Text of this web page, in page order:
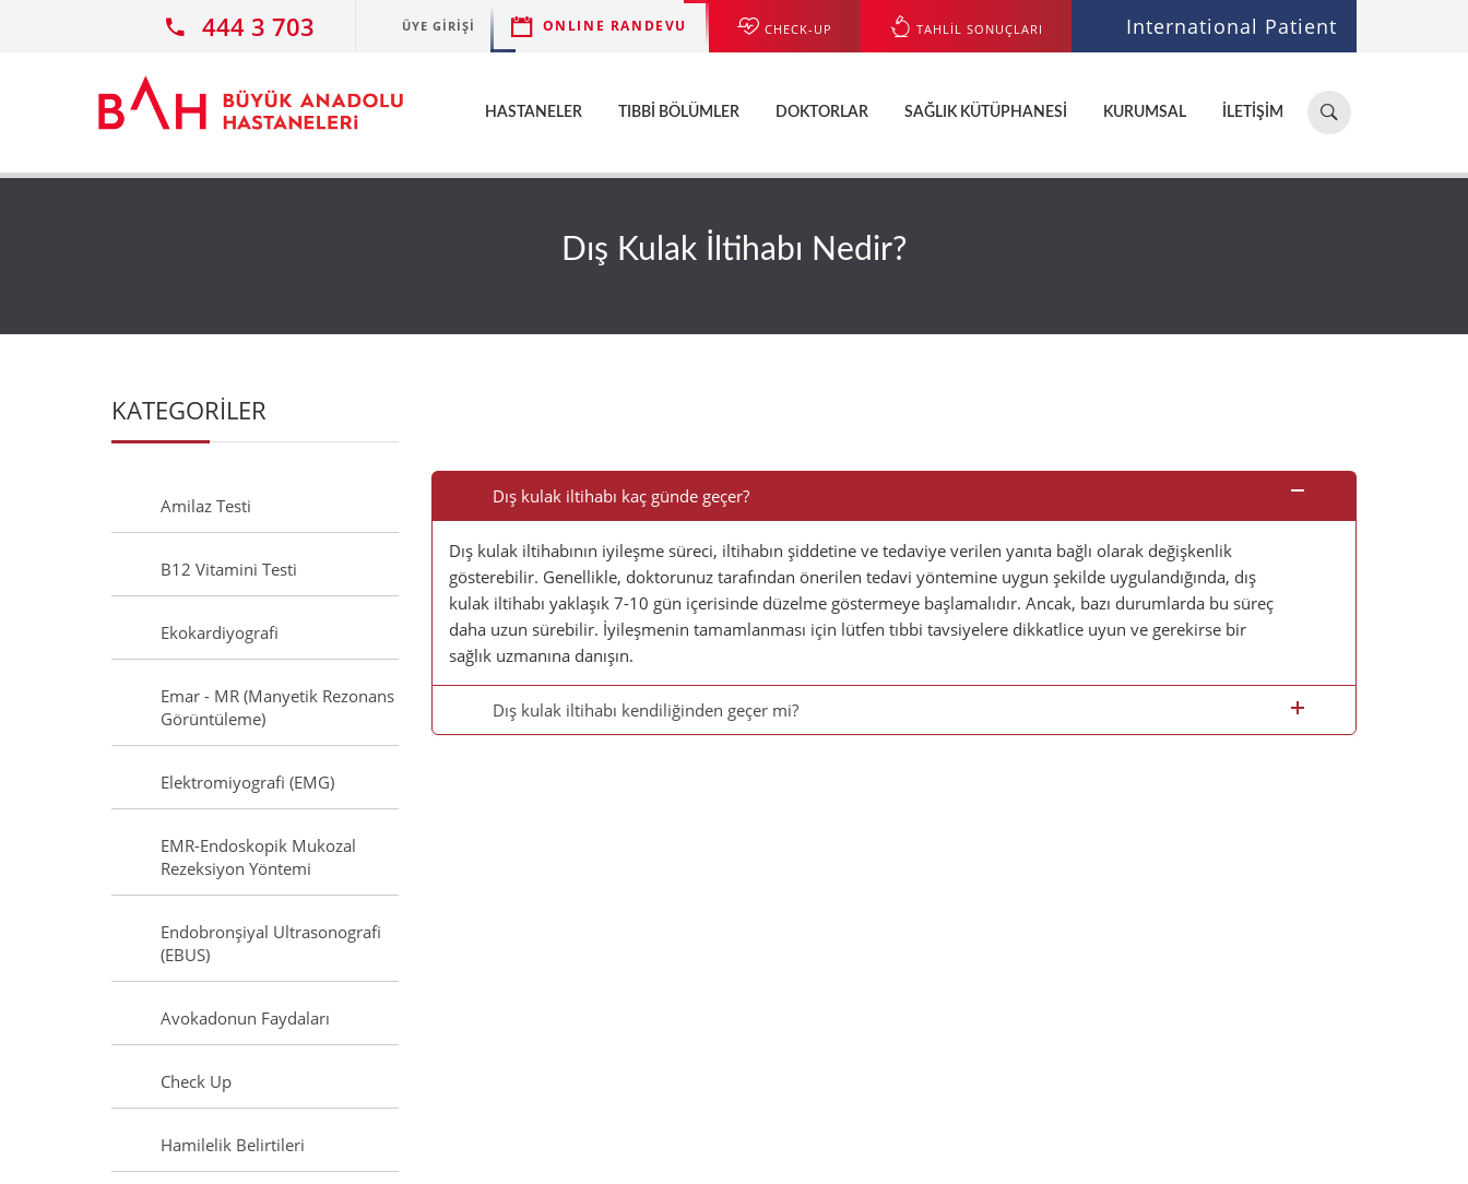
444 3 703 ÜYE GIRIŞI ONLINE RANDEVU CHECK-UP TAHLİL SONUÇLARI International Patient
Hastane,
doktor,
ara...
HASTANELER TIBBI BÖLÜMLER DOKTORLAR SAĞLIK KÜTÜPHANESI KURUMSAL İLETIŞIM
Dış Kulak İltihabı Nedir?
Dış kulak iltihabı kaç günde geçer?
Dış kulak iltihabının iyileşme süreci, iltihabın şiddetine ve tedaviye verilen yanıta bağlı olarak değişkenlik
gösterebilir. Genellikle, doktorunuz tarafından önerilen tedavi yöntemine uygun şekilde uygulandığında, dış
kulak iltihabı yaklaşık 7-10 gün içerisinde düzelme göstermeye başlamalıdır. Ancak, bazı durumlarda bu süreç
daha uzun sürebilir. İyileşmenin tamamlanması için lütfen tıbbi tavsiyelere dikkatlice uyun ve gerekirse bir
sağlık uzmanına danışın.
Dış kulak iltihabı kendiliğinden geçer mi?
KATEGORİLER
Amilaz Testi
B12 Vitamini Testi
Ekokardiyografi
Emar - MR (Manyetik Rezonans
Görüntüleme)
Elektromiyografi (EMG)
EMR-Endoskopik Mukozal
Rezeksiyon Yöntemi
Endobronşiyal Ultrasonografi
(EBUS)
Avokadonun Faydaları
Check Up
Hamilelik Belirtileri